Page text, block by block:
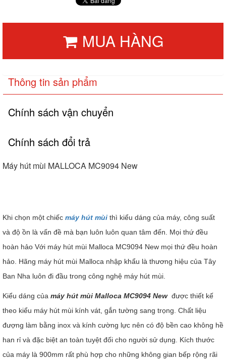
MUA HÀNG
Thông tin sản phẩm
Chính sách vận chuyển
Chính sách đổi trả
Máy hút mùi MALLOCA MC9094 New
Khi chọn một chiếc máy hút mùi thì kiểu dáng của máy, công suất
và độ ồn là vấn đề mà bạn luôn luôn quan tâm đến. Mọi thứ đều
hoàn hảo Với máy hút mùi Malloca MC9094 New mọi thứ đều hoàn
hảo. Hãng máy hút mùi Malloca nhập khẩu là thương hiệu của Tây
Ban Nha luôn đi đầu trong công nghệ máy hút mùi.
Kiểu dáng của máy hút mùi Malloca MC9094 Newđược thiết kế
theo kiểu máy hút mùi kính vát, gắn tường sang trọng. Chất liệu
đượng làm bằng inox và kính cường lực nên có độ bền cao không hề
han rỉ và đặc biệt an toàn tuyệt đối cho người sử dụng. Kích thước
của máy là 900mm rất phù hợp cho những không gian bếp rộng rãi